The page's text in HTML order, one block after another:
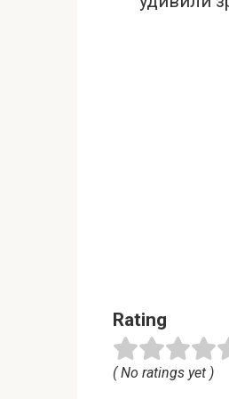
Rating
( No ratings yet )